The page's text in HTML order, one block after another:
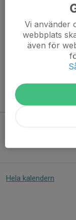
Här hamnar
att kunna börja
Kommande
Hela kalendern
Vi använder
webbplats
även för